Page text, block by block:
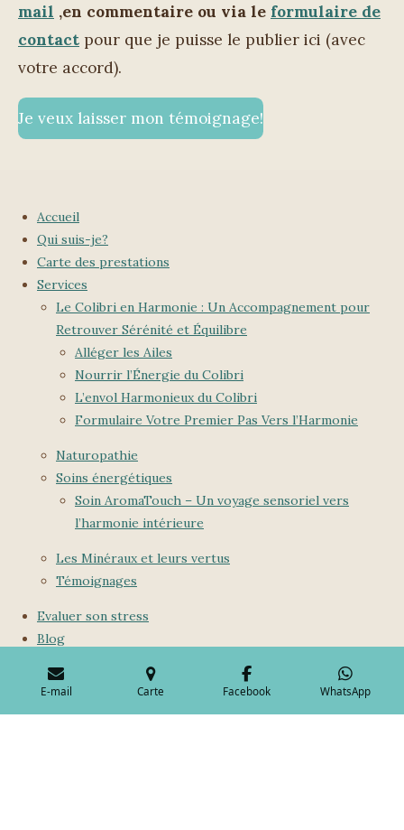
mail ,en commentaire ou via le formulaire de
contact pour que je puisse le publier ici (avec
votre accord).
Je veux laisser mon témoignage!
Accueil
Qui suis-je?
Carte des prestations
Services
Le Colibri en Harmonie : Un Accompagnement pour
Retrouver Sérénité et Équilibre
Alléger les Ailes
Nourrir l’Énergie du Colibri
L’envol Harmonieux du Colibri
Formulaire Votre Premier Pas Vers l’Harmonie
Naturopathie
Soins énergétiques
Soin AromaTouch – Un voyage sensoriel vers
l’harmonie intérieure
Les Minéraux et leurs vertus
Témoignages
Evaluer son stress
Blog
Bonus
© 2023 - 2026 moment-naturailes.fr
E-mail Carte Facebook WhatsApp